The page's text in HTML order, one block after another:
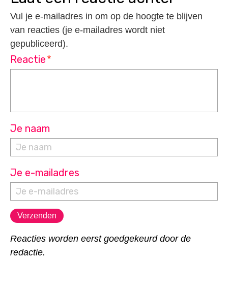
Vul je e-mailadres in om op de hoogte te blijven
van reacties (je e-mailadres wordt niet
gepubliceerd).
Reactie*
Je naam
Je e-mailadres
Reacties worden eerst goedgekeurd door de
redactie.